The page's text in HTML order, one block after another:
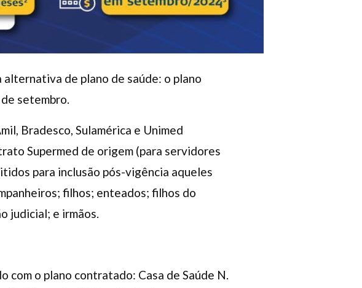
de plano de saúde: o plano
setembro.
Bradesco, Sulamérica e Unimed
Supermed de origem (para servidores
para inclusão pós-vigência aqueles
filhos; enteados; filhos do
judicial; e irmãos.
com o plano contratado: Casa de Saúde N.